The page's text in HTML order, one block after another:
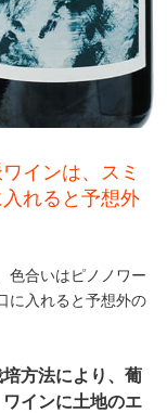
インは、スミ
れると予想外
色合いはピノノワー
に入れると予想外の
方法により、葡
インに土地のエ